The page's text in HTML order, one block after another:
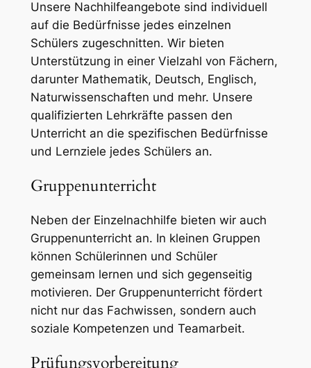
Unsere Nachhilfeangebote sind individuell
auf die Bedürfnisse jedes einzelnen
Schülers zugeschnitten. Wir bieten
Unterstützung in einer Vielzahl von Fächern,
darunter Mathematik, Deutsch, Englisch,
Naturwissenschaften und mehr. Unsere
qualifizierten Lehrkräfte passen den
Unterricht an die spezifischen Bedürfnisse
und Lernziele jedes Schülers an.
Gruppenunterricht
Neben der Einzelnachhilfe bieten wir auch
Gruppenunterricht an. In kleinen Gruppen
können Schülerinnen und Schüler
gemeinsam lernen und sich gegenseitig
motivieren. Der Gruppenunterricht fördert
nicht nur das Fachwissen, sondern auch
soziale Kompetenzen und Teamarbeit.
Prüfungsvorbereitung